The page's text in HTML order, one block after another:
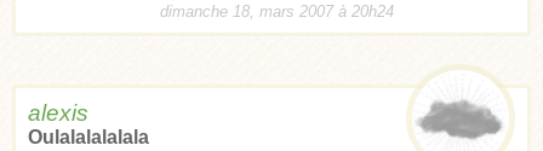
dimanche 18, mars 2007 à 20h24
alexis
Oulalalalalala